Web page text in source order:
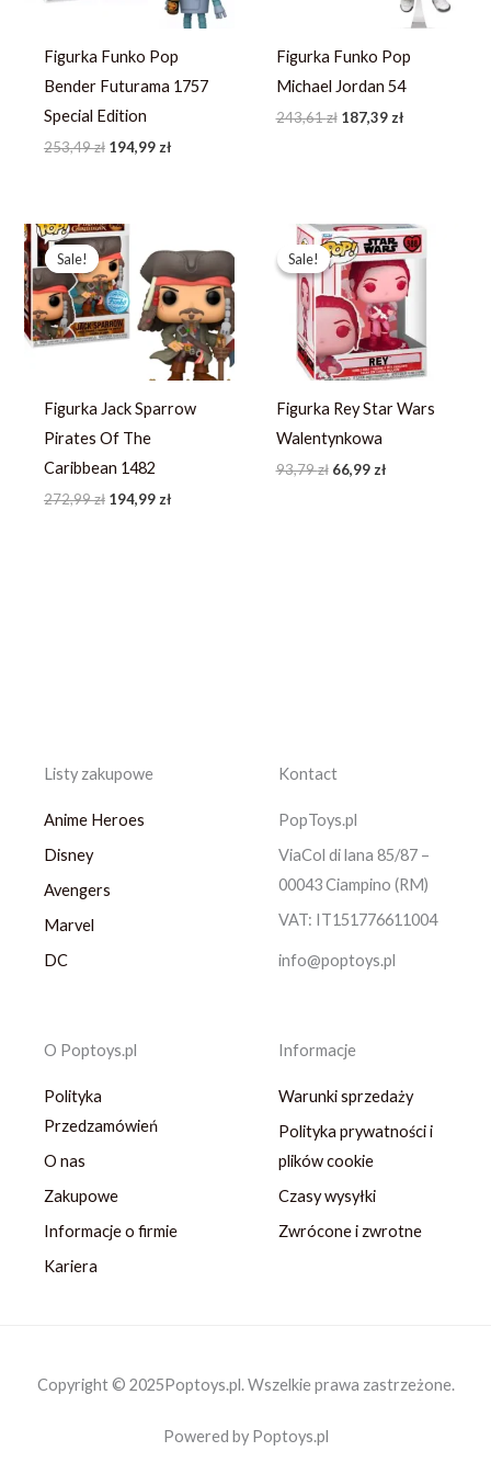
Figurka Funko Pop
Bender Futurama 1757
Special Edition
253,49zł 194,99zł
Figurka Funko Pop
Michael Jordan 54
243,61zł 187,39zł
Sale!
Sale!
Figurka Jack Sparrow
Pirates Of The
Caribbean 1482
272,99zł
Pierwotna
cena
wynosiła:
272,99 zł.
194,99zł
cena
wynosi:
194,99 zł.
Sale!
Sale!
Figurka Rey Star Wars
Walentynkowa
93,79zł
Pierwotna
cena
wynosiła:
93,79 zł.
66,99zł
Aktualna
cena
wynosi:
66,99 zł.
Listy zakupowe
Anime Heroes
Disney
Avengers
Marvel
DC
Kontact
PopToys.pl
ViaCol di lana 85/87 –
00043 Ciampino (RM)
VAT: IT151776611004
info@poptoys.pl
O Poptoys.pl
Polityka
Przedzamówień
O nas
Zakupowe
Informacje o firmie
Kariera
Informacje
Warunki sprzedaży
Polityka prywatności i
plików cookie
Czasy wysyłki
Zwrócone i zwrotne
Copyright © 2025Poptoys.pl. Wszelkie prawa zastrzeżone.
Powered by Poptoys.pl